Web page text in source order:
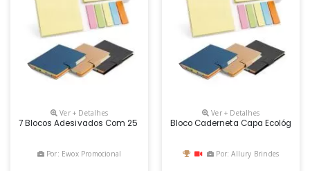
Ver + Detalhes
7 Blocos Adesivados Com 25 Folhas Cada E Capa Em Cartão
Por: Ewox Promocional
Ver + Detalhes
Bloco Caderneta Capa Ecológica
Por: Allury Brindes